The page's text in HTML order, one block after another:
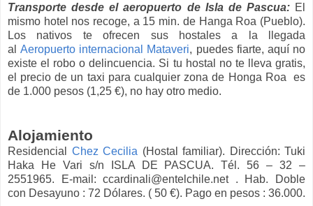
Transporte desde el aeropuerto de Isla de Pascua: El
mismo hotel nos recoge, a 15 min. de Hanga Roa (Pueblo).
Los nativos te ofrecen sus hostales a la llegada
alAeropuerto internacional Mataveri, puedes fiarte, aquí no
existe el robo o delincuencia. Si tu hostal no te lleva gratis,
el precio de un taxi para cualquier zona de Honga Roa es
de 1.000 pesos (1,25 €), no hay otro medio.
Alojamiento
Residencial Chez Cecilia (Hostal familiar). Dirección: Tuki
Haka He Vari s/n ISLA DE PASCUA. Tél. 56 – 32 –
2551965. E-mail: ccardinali@entelchile.net . Hab. Doble
con Desayuno : 72 Dólares. ( 50 €). Pago en pesos : 36.000.